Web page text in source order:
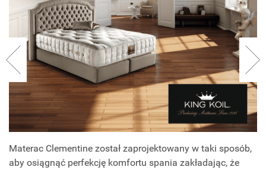
Materac Clementine został zaprojektowany w taki sposób,
aby osiągnąć perfekcję komfortu spania zakładając, że